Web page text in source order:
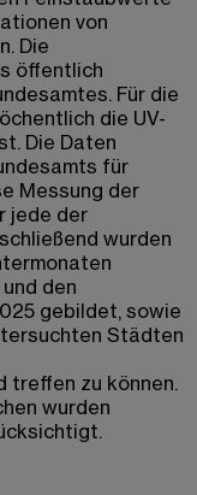
von
Die
öffentlich
Für die
die UV-
Die Daten
für
Messung der
jede der
wurden
den
gebildet, sowie
Städten
treffen zu können.
wurden